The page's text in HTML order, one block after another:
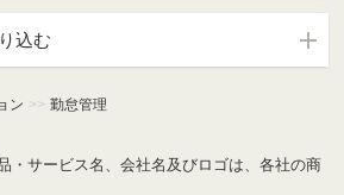
込む
ン >> 勤怠管理
・サービス名、会社名及びロゴは、各社の商